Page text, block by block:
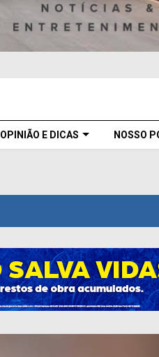
OPINIÃO E DICAS NOSSO